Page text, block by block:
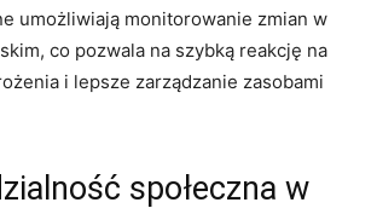
umożliwiają monitorowanie zmian w
co pozwala na szybką reakcję na
i lepsze ‌zarządzanie zasobami
społeczna w